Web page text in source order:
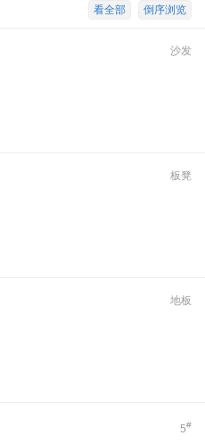
倒序浏览
看全部
沙发
板凳
地板
5#